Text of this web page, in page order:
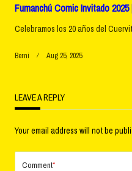
Fumanchú Comic Invitado
Celebramos los 20 años del
Berni Aug 25, 2025
LEAVE A REPLY
Your email address will not be
Comment*